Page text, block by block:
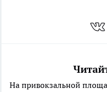
На привокзальной